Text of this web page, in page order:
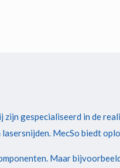
gespecialiseerd in de
MecSo biedt
Maar